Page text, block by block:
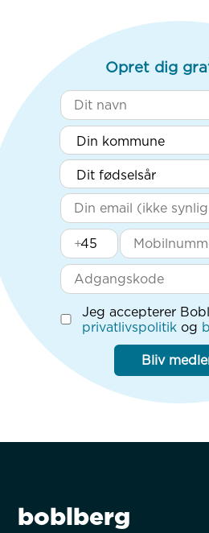
Opret dig
+
Jeg accepterer
privatlivspolitik og
Bliv
boblberg